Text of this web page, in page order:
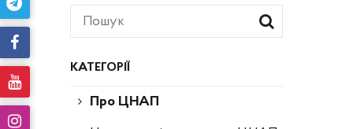
КАТЕГОРІЇ
Про ЦНАП